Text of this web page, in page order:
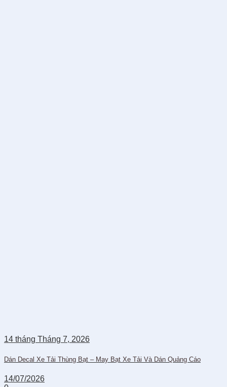
14 tháng Tháng 7, 2026
Dán Decal Xe Tải Thùng Bạt – May Bạt Xe Tải Và Dán Quảng Cáo
14/07/2026